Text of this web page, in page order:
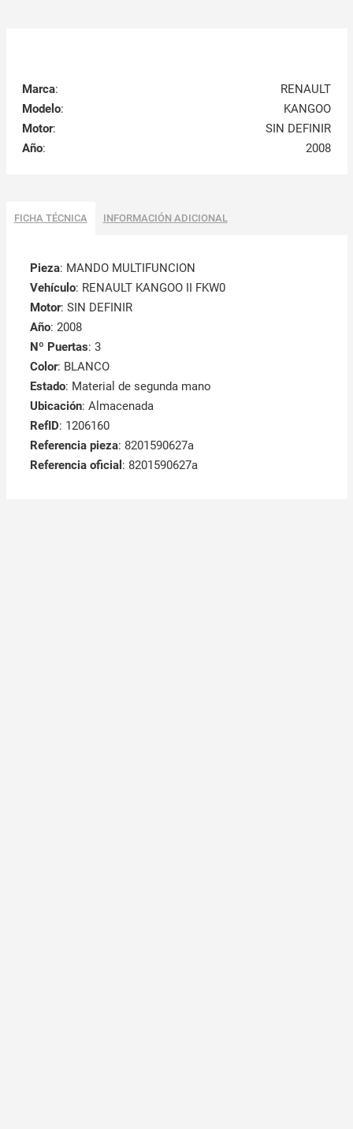
Marca:
RENAULT
Modelo:
KANGOO
Motor:
SIN DEFINIR
Año: 2008
FICHA TÉCNICA INFORMACIÓN ADICIONAL
Pieza: MANDO MULTIFUNCION
Vehículo: RENAULT KANGOO II FKW0
Motor: SIN DEFINIR
Año: 2008
Nº Puertas: 3
Color: BLANCO
Estado: Material de segunda mano
Ubicación: Almacenada
RefID: 1206160
Referencia pieza: 8201590627a
Referencia oficial : 8201590627a